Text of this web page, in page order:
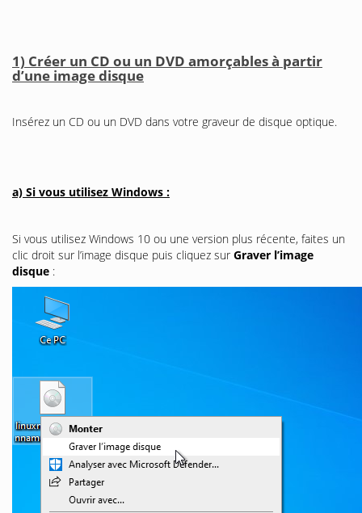
1) Créer un CD ou un DVD amorçables à partir
d’une image disque
Insérez un CD ou un DVD dans votre graveur de disque optique.
a) Si vous utilisez Windows :
Si vous utilisez Windows 10 ou une version plus récente, faites un
clic droit sur l’image disque puis cliquez sur Graver l’image
disque :